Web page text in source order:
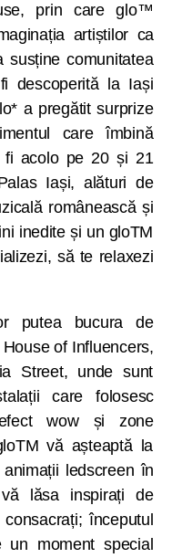
prin care glo™
artiștilor ca
susține comunitatea
descoperită la Iași
a pregătit surprize
care îmbină
fi acolo pe 20 și 21
Iași, alături de
românească și
inedite și un gloTM
să te relaxezi
putea bucura de
of Influencers,
Street, unde sunt
care folosesc
wow și zone
vă așteaptă la
ledscreen în
lăsa inspirați de
începutul
moment special